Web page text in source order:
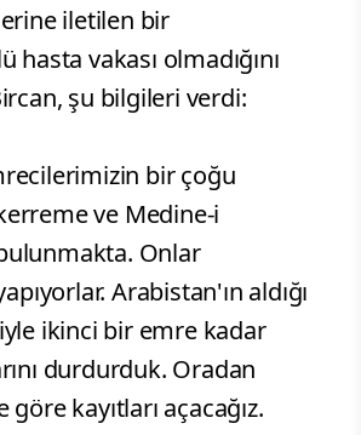
iletilen bir
hasta vakası olmadığını
şu bilgileri verdi:
bir çoğu
ve Medine-i
Onlar
Arabistan'ın aldığı
ikinci bir emre kadar
durdurduk. Oradan
kayıtları açacağız.